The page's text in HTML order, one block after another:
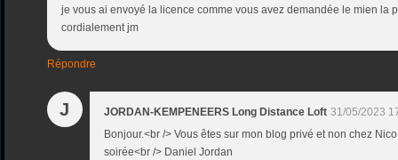
je vous ai envoyé la licence comme vous avez demandée le mien la
cordialement jm
Répondre
J JORDAN-KEMPENEERS Long Distance Loft 31/05/2023
Bonjour.<br /> Vous êtes sur mon blog privé et non chez
soirée<br /> Daniel Jordan